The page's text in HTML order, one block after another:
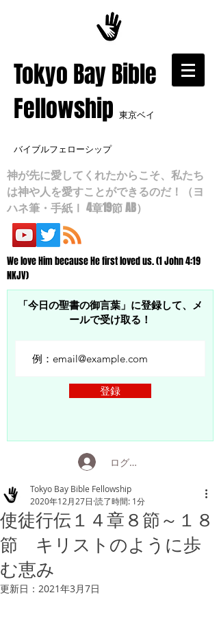
​Tokyo Bay Bible
Fellowship 東京ベイ
バイブルフェローシップ
神が先に愛してくれたからこそ、私たち
は神や人を愛すことができるのだ！（ヨ
ハネ筆・手紙Ⅰ 4章19節 AB）
We love Him because He first loved us. (1 John 4:19
NKJV)
「今日の聖書の御言葉」に登録して、メ
ールで受け取る！
登録
ログイン
使徒行伝１４章８節～１８
節 キリストのように歩
む恵み
Tokyo Bay Bible Fellowship
2020年12月27日 読了時間: 1分
更新日： 2021年3月7日